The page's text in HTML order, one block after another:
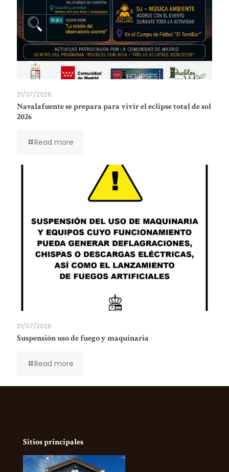
21/07/2026
Navalafuente se prepara para vivir el eclipse total de sol
2026
Read more
21/07/2026
Suspensión uso de fuego y maquinaria
Read more
Sitios principales